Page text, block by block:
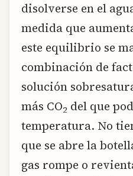
disolverse en el
medida que
este equilibrio se
combinación de
solución
más CO2 del que
temperatura. No
que se abre la
gas rompe o